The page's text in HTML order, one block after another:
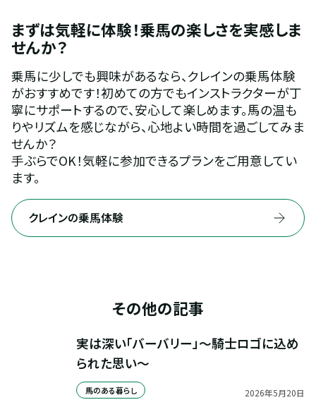
まずは気軽に体験！乗馬の楽しさを実感しま
せんか？
乗馬に少しでも興味があるなら、クレインの乗馬体験
がおすすめです！初めての方でもインストラクターが丁
寧にサポートするので、安心して楽しめます。馬の温も
りやリズムを感じながら、心地よい時間を過ごしてみま
せんか？
手ぶらでOK！気軽に参加できるプランをご用意してい
ます。
クレインの乗馬体験
その他の記事
実は深い「バーバリー」～騎士ロゴに込め
られた思い～
馬のある暮らし 2026年5月20日